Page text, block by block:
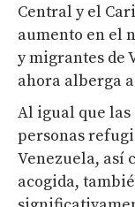
Central y el
aumento en el
y migrantes de
ahora alberga
Al igual que las
personas
Venezuela, así
acogida,